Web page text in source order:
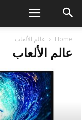
Home عالم الألعاب
عالم الألعاب